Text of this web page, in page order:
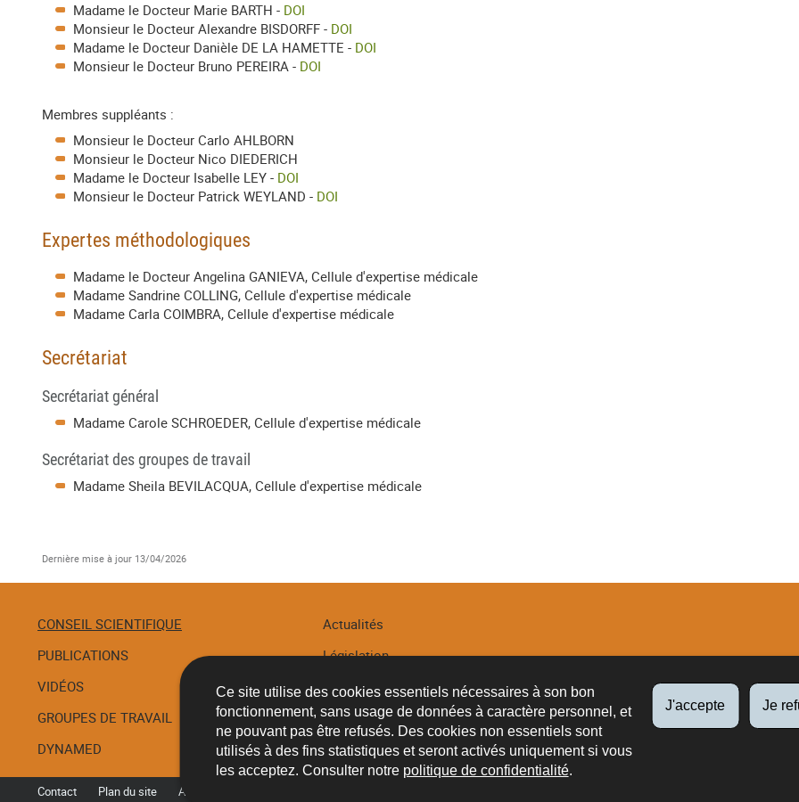
Ce site utilise des cookies essentiels nécessaires à son bon
fonctionnement, sans usage de données à caractère personnel, et
ne pouvant pas être refusés. Des cookies non essentiels sont
utilisés à des fins statistiques et seront activés uniquement si vous
les acceptez. Consulter notre politique de confidentialité.
J'accepte Je
Madame le Docteur Marie BARTH - DOI
Monsieur le Docteur Alexandre BISDORFF - DOI
Madame le Docteur Danièle DE LA HAMETTE - DOI
Monsieur le Docteur Bruno PEREIRA - DOI
Membres suppléants :
Monsieur le Docteur Carlo AHLBORN
Monsieur le Docteur Nico DIEDERICH
Madame le Docteur Isabelle LEY - DOI
Monsieur le Docteur Patrick WEYLAND - DOI
Expertes méthodologiques
Madame le Docteur Angelina GANIEVA, Cellule d'expertise médicale
Madame Sandrine COLLING, Cellule d'expertise médicale
Madame Carla COIMBRA, Cellule d'expertise médicale
Secrétariat
Secrétariat général
Madame Carole SCHROEDER, Cellule d'expertise médicale
Secrétariat des groupes de travail
Madame Sheila BEVILACQUA, Cellule d'expertise médicale
Dernière mise à jour 13/04/2026
Menu
de
navigation
CONSEIL SCIENTIFIQUE
PUBLICATIONS
VIDÉOS
GROUPES DE TRAVAIL
DYNAMED
Actualités
Législation
Recommandations
Procédures
Contact Plan du site A propos du site